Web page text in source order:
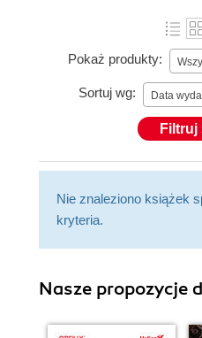
Pokaż produkty:
Sortuj wg: Data
Filtruj
Nie znaleziono książek
kryteria.
Nasze propozycje